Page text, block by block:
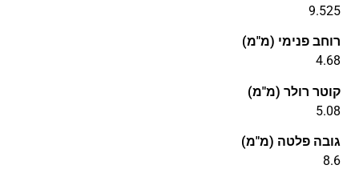
9.525
רוחב פנימי (מ"מ)
4.68
קוטר רולר (מ"מ)
5.08
גובה פלטה (מ"מ)
8.6